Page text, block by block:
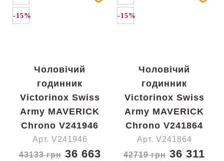
-15%
Чоловічий
годинник
Victorinox Swiss
Army MAVERICK
Chrono V241946
Арт. V241946
43133 грн36 663
-15%
Чоловічий
годинник
Victorinox Swiss
Army MAVERICK
Chrono V241864
Арт. V241864
42719 грн 36 311